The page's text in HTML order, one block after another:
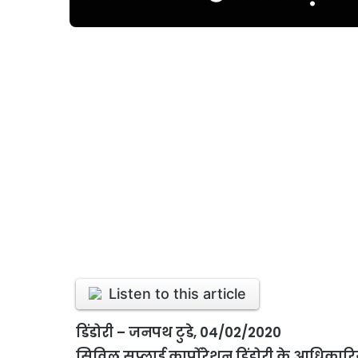
Listen to this article
डिंडोरी – जनपथ टुडे, 04/02/2020